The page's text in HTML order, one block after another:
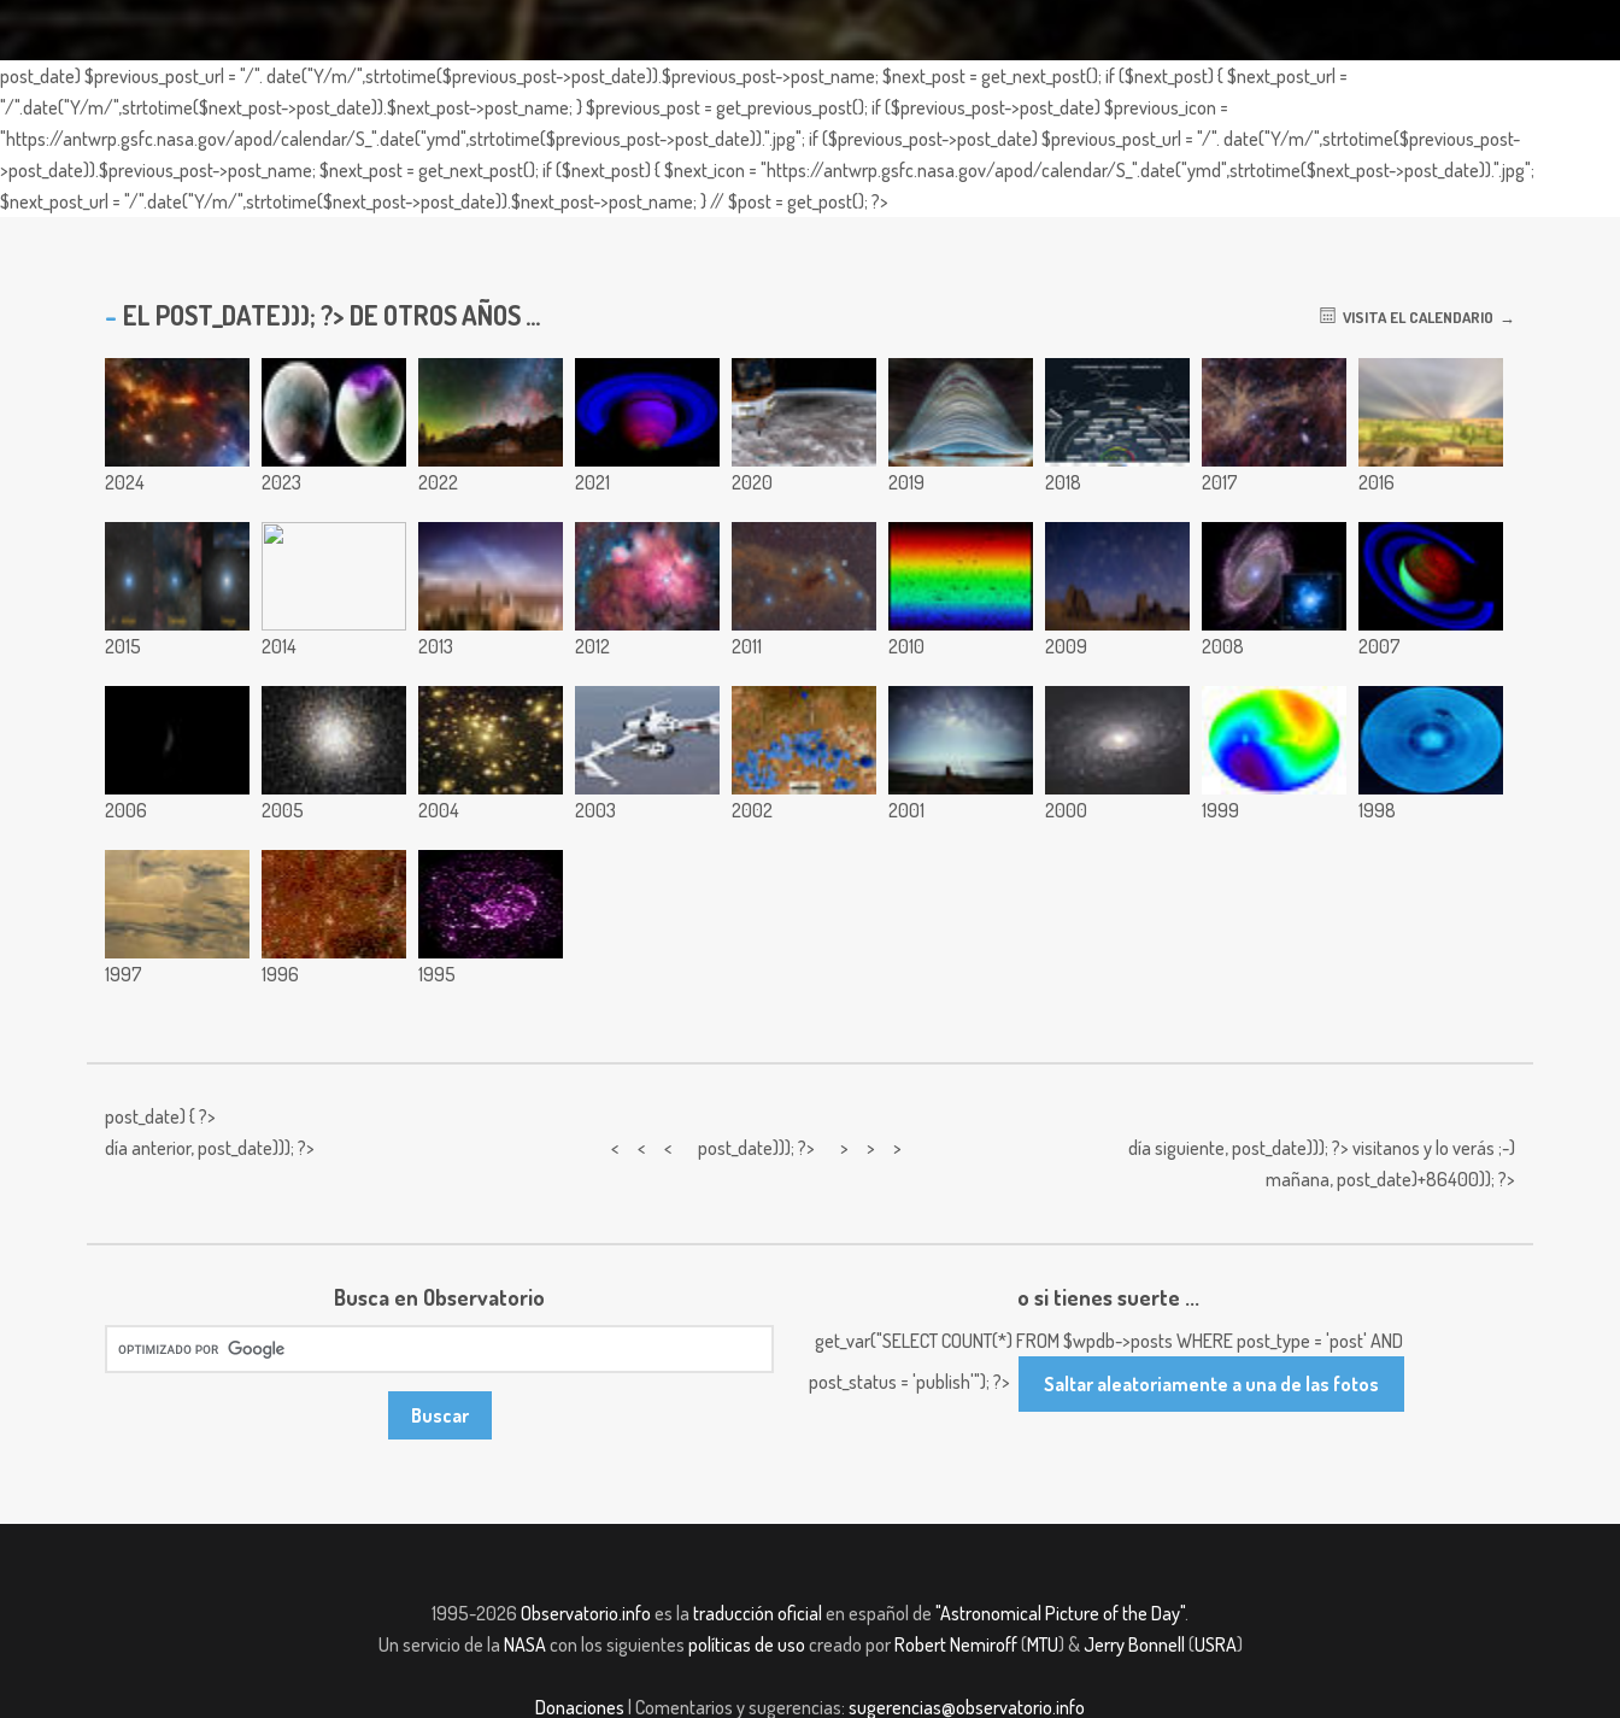
post_date) $previous_post_url = "/". date("Y/m/",strtotime($previous_post->post_date)).$previous_post->post_name; $next_post = get_next_post(); if ($next_post) { $next_post_url =
"/".date("Y/m/",strtotime($next_post->post_date)).$next_post->post_name; } $previous_post = get_previous_post(); if ($previous_post->post_date) $previous_icon =
"https://antwrp.gsfc.nasa.gov/apod/calendar/S_".date("ymd",strtotime($previous_post->post_date)).".jpg"; if ($previous_post->post_date) $previous_post_url = "/". date("Y/m/",strtotime($previous_post-
>post_date)).$previous_post->post_name; $next_post = get_next_post(); if ($next_post) { $next_icon = "https://antwrp.gsfc.nasa.gov/apod/calendar/S_".date("ymd",strtotime($next_post->post_date)).".jpg";
$next_post_url = "/".date("Y/m/",strtotime($next_post->post_date)).$next_post->post_name; } // $post = get_post(); ?>
EL POST_DATE))); ?> DE OTROS AÑOS ... VISITA EL CALENDARIO
2024 2023 2022 2021 2020 2019 2018 2017 2016
2015 2014 2013 2012 2011 2010 2009 2008 2007
2006 2005 2004 2003 2002 2001 2000 1999 1998
1997 1996 1995
post_date) { ?>
día anterior,post_date))); ?> < < < post_date))); ?> > > > día siguiente,post_date))); ?> visitanos y lo verás ;-)
mañana,post_date)+86400)); ?>
Busca en Observatorio o si tienes suerte ...
get_var("SELECT COUNT(*) FROM $wpdb->posts WHERE post_type = 'post' AND
post_status = 'publish'"); ?>
Saltar aleatoriamente a una de las fotos
1995-2026 Observatorio.info es la traducción oficial en español de "Astronomical Picture of the Day"
Un servicio de la NASAcon los siguientes políticas de uso creado porRobert Nemiroff(MTU) &Jerry Bonnell (USRA)
Donaciones | Comentarios y sugerencias: sugerencias@observatorio.info